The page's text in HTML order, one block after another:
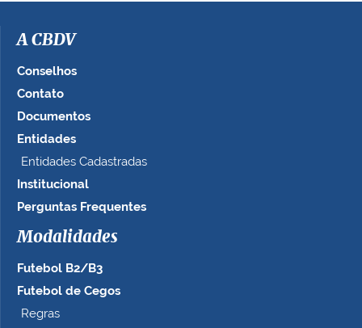
A CBDV
Conselhos
Contato
Documentos
Entidades
Entidades Cadastradas
Institucional
Perguntas Frequentes
Modalidades
Futebol B2/B3
Futebol de Cegos
Regras